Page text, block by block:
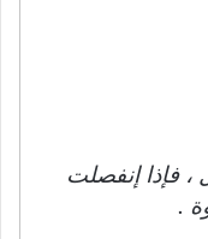
فإذا إنفصلت
.